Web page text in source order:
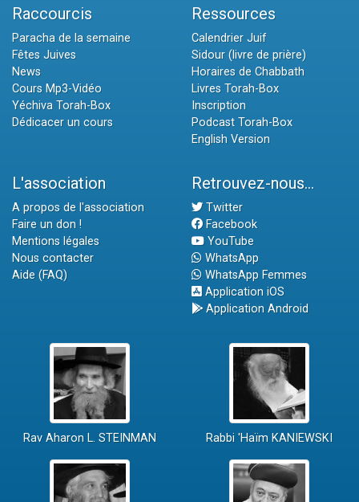
Raccourcis
Paracha de la semaine
Fêtes Juives
News
Cours Mp3-Vidéo
Yéchiva Torah-Box
Dédicacer un cours
Ressources
Calendrier Juif
Sidour (livre de prière)
Horaires de Chabbath
Livres Torah-Box
Inscription
Podcast Torah-Box
English Version
L'association
A propos de l'association
Faire un don !
Mentions légales
Nous contacter
Aide (FAQ)
Retrouvez-nous...
Twitter
Facebook
YouTube
WhatsApp
WhatsApp Femmes
Application iOS
Application Android
Rav Aharon L. STEINMAN Rabbi 'Haïm KANIEWSKI